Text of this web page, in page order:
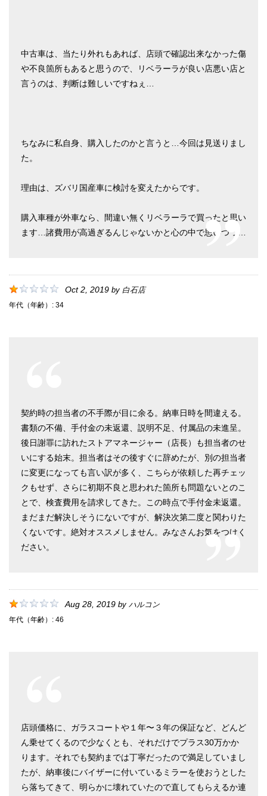
中古車は、当たり外れもあれば、店頭で確認出来なかった傷
や不良箇所もあると思うので、リベラーラが良い店悪い店と
言うのは、判断は難しいですねぇ…
ちなみに私自身、購入したのかと言うと…今回は見送りまし
た。
理由は、ズバリ国産車に検討を変えたからです。
購入車種が外車なら、間違い無くリベラーラで買ったと思い
ます…諸費用が高過ぎるんじゃないかと心の中で思いつつ…
Oct 2, 2019 by 白石店
年代（年齢）: 34
契約時の担当者の不手際が目に余る。納車日時を間違える。
書類の不備、手付金の未返還、説明不足、付属品の未進呈。
後日謝罪に訪れたストアマネージャー（店長）も担当者のせ
いにする始末。担当者はその後すぐに辞めたが、別の担当者
に変更になっても言い訳が多く、こちらが依頼した再チェッ
クもせず、さらに初期不良と思われた箇所も問題ないとのこ
とで、検査費用を請求してきた。この時点で手付金未返還。
まだまだ解決しそうにないですが、解決次第二度と関わりた
くないです。絶対オススメしません。みなさんお気をつけく
ださい。
Aug 28, 2019 by ハルコン
年代（年齢）: 46
店頭価格に、ガラスコートや１年〜３年の保証など、どんど
ん乗せてくるので少なくとも、それだけでプラス30万かか
ります。それでも契約までは丁寧だったので満足していまし
たが、納車後にバイザーに付いているミラーを使おうとした
ら落ちてきて、明らかに壊れていたので直してもらえるか連